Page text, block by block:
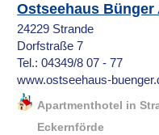
Ostseehaus Bünger
24229 Strande
Dorfstraße 7
Tel.: 04349/8 07 - 77
www.ostseehaus-
Apartmenthotel in
Eckernförde